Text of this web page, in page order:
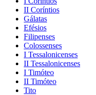
II Coríntios
Gálatas
Efésios
Filipenses
Colossenses
I Tessalonicenses
II Tessalonicenses
I Timóteo
II Timóteo
Tito